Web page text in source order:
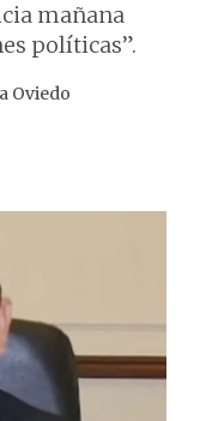
mañana
políticas”.
Oviedo